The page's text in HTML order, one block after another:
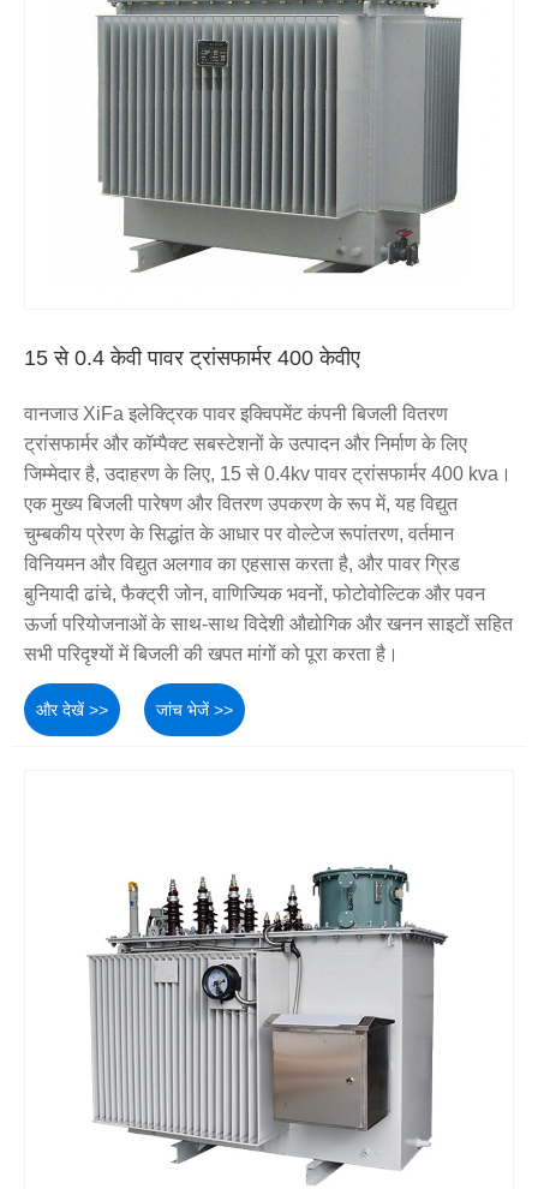
15 से 0.4 केवी पावर ट्रांसफार्मर 400 केवीए
वानजाउ XiFa इलेक्ट्रिक पावर इक्विपमेंट कंपनी बिजली वितरण
ट्रांसफार्मर और कॉम्पैक्ट सबस्टेशनों के उत्पादन और निर्माण के लिए
जिम्मेदार है, उदाहरण के लिए, 15 से 0.4kv पावर ट्रांसफार्मर 400 kva।
एक मुख्य बिजली पारेषण और वितरण उपकरण के रूप में, यह विद्युत
चुम्बकीय प्रेरण के सिद्धांत के आधार पर वोल्टेज रूपांतरण, वर्तमान
विनियमन और विद्युत अलगाव का एहसास करता है, और पावर ग्रिड
बुनियादी ढांचे, फैक्ट्री जोन, वाणिज्यिक भवनों, फोटोवोल्टिक और पवन
ऊर्जा परियोजनाओं के साथ-साथ विदेशी औद्योगिक और खनन साइटों सहित
सभी परिदृश्यों में बिजली की खपत मांगों को पूरा करता है।
और देखें >> जांच भेजें >>